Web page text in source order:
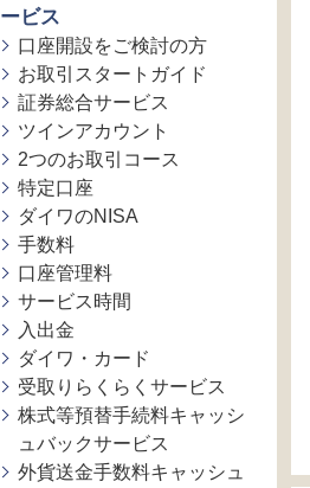
ービス
口座開設をご検討の方
お取引スタートガイド
証券総合サービス
ツインアカウント
2つのお取引コース
特定口座
ダイワのNISA
手数料
口座管理料
サービス時間
入出金
ダイワ・カード
受取りらくらくサービス
株式等預替手続料キャッシ
ュバックサービス
外貨送金手数料キャッシュ